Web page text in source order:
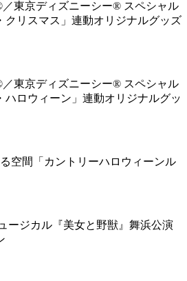
東京ディズニーシー® スペシャル
クリスマス」連動オリジナルグッズ
東京ディズニーシー® スペシャル
ハロウィーン」連動オリジナルグッ
空間「カントリーハロウィーンル
ージカル『美女と野獣』舞浜公演